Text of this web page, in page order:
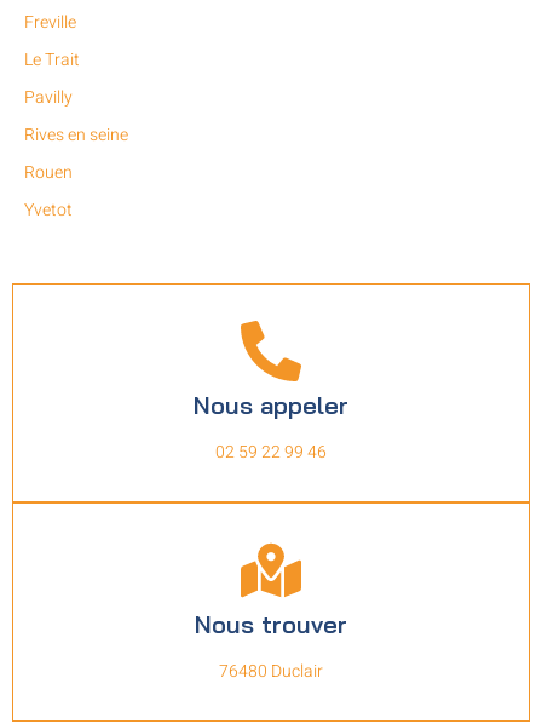
Freville
Le Trait
Pavilly
Rives en seine
Rouen
Yvetot
Nous appeler
02 59 22 99 46
Nous trouver
76480 Duclair